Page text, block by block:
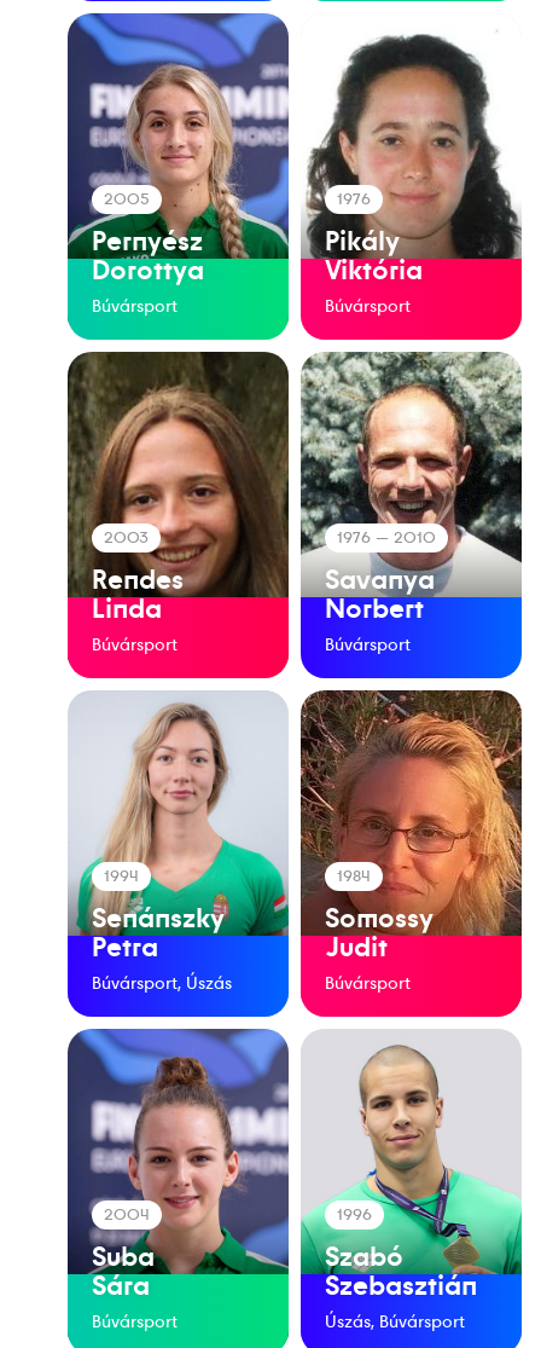
2005
Pernyész
Dorottya
Búvársport
1976
Pikály
Viktória
Búvársport
2003
Rendes
Linda
Búvársport
1976 — 2010
Savanya
Norbert
Búvársport
1994
Senánszky
Petra
Búvársport, Úszás
1984
Somossy
Judit
Búvársport
2004
Suba
Sára
Búvársport
1996
Szabó
Szebasztián
Úszás, Búvársport